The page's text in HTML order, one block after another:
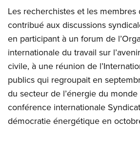
Les recherchistes et les membres
contribué aux discussions
en participant à un forum de
internationale du travail sur
civile, à une réunion de
publics qui regroupait en
du secteur de l’énergie du
conférence internationale
démocratie énergétique en